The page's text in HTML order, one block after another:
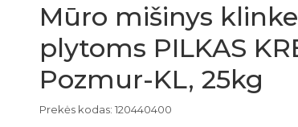
Mūro mišinys
plytoms PILKAS
Pozmur-KL, 25kg
Prekės kodas: 120440400